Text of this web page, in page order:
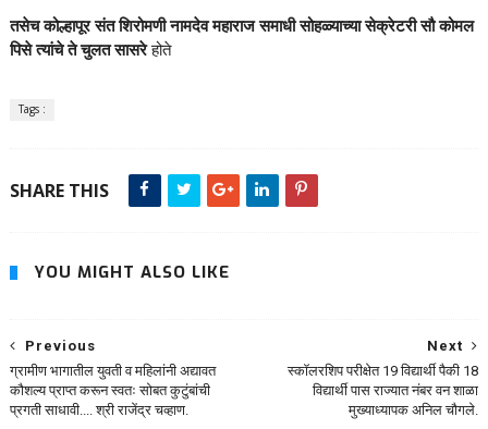
तसेच कोल्हापूर संत शिरोमणी नामदेव महाराज समाधी सोहळ्याच्या सेक्रेटरी सौ कोमल
पिसे त्यांचे ते चुलत सासरेहोते
Tags :
SHARE THIS
YOU MIGHT ALSO LIKE
Next
स्कॉलरशिप परीक्षेत 19 विद्यार्थी पैकी 18
विद्यार्थी पास राज्यात नंबर वन शाळा
मुख्याध्यापक अनिल चौगले.
Previous
ग्रामीण भागातील युवती व महिलांनी अद्यावत
कौशल्य प्राप्त करून स्वतः सोबत कुटुंबांची
प्रगती साधावी.... श्री राजेंद्र चव्हाण.